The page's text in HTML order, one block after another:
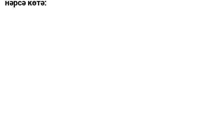
нәрсә көтә: